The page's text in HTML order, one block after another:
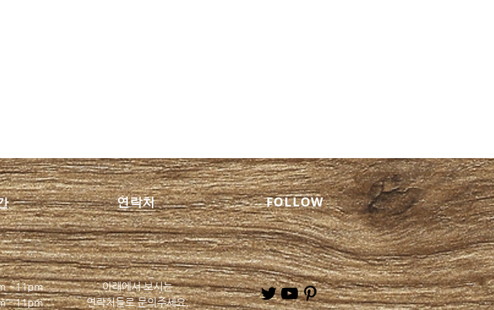
합니다 이점을
마사지 준테라
최고의 선택
함평타이 마사지 서비스를 위
한 일본인 마사지 비즈니스 트
립: 트렌디스파 출장 안마로 스
트레스 해소하기
...
연락처 FOLLOW
- 11pm
- 11pm
아래에서 보시는
​연락처들로 문의주세요.